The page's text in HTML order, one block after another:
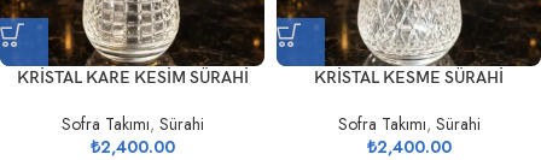
KRİSTAL KARE KESİM SÜRAHİ
Sofra Takımı, Sürahi
₺2,400.00
KRİSTAL KESME SÜRAHİ
Sofra Takımı, Sürahi
₺2,400.00